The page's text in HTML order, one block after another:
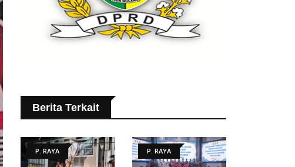
Berita Terkait
P. RAYA P. RAYA